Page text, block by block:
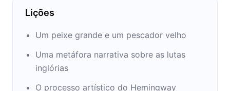
frequente na obra de Hemingway, que se
suicidou em 1961.
Lições
Um peixe grande e um pescador velho
Uma metáfora narrativa sobre as lutas
inglórias
O processo artístico do Hemingway